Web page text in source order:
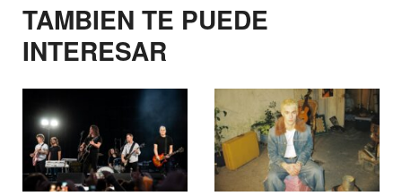
TAMBIEN TE PUEDE
INTERESAR